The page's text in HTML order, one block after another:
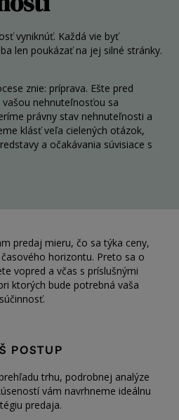
vyniknúť. Každá vie byť
len poukázať na jej silné stránky.
znie: príprava. Ešte pred
nehnuteľnosťou sa
právny stav nehnuteľnosti a
klásť veľa cielených otázok,
a očakávania súvisiace s
predaj mieru, čo sa týka ceny,
horizontu. Preto sa o
vopred a včas s príslušnými
ktorých bude potrebná vaša
súčinnosť.
POSTUP
trhu, podrobnej analýze
vám navrhneme ideálnu
predaja.